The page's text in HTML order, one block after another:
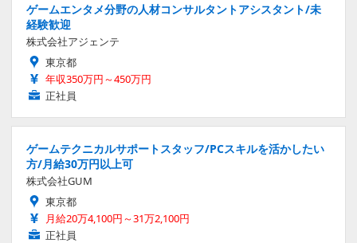
ゲームエンタメ分野の人材コンサルタントアシスタント/未
経験歓迎
株式会社アジェンテ
東京都
年収350万円～450万円
正社員
ゲームテクニカルサポートスタッフ/PCスキルを活かしたい
方/月給30万円以上可
株式会社GUM
東京都
月給20万4,100円～31万2,100円
正社員